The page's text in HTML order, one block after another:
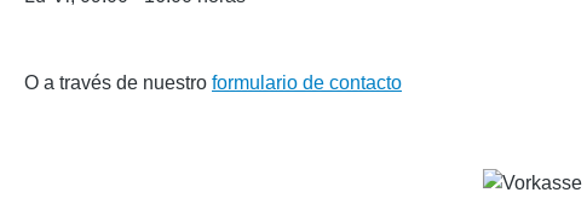
O a través de nuestro formulario de contacto